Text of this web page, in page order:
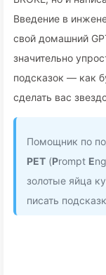
Введение в
свой домашний
значительно
подсказок — как
сделать вас
Помощник по
PET (Prompt E
золотые яйца
писать